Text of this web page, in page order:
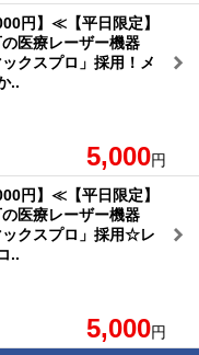
円】≪【平日限定】
医療レーザー機器
ックスプロ」採用！メ
..
5,000円
円】≪【平日限定】
医療レーザー機器
ックスプロ」採用☆レ
..
5,000円